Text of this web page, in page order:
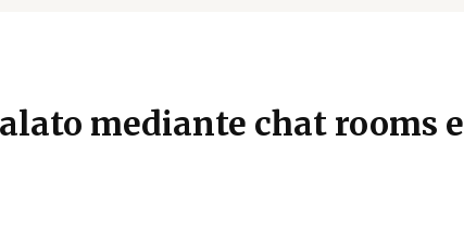
mediante chat rooms e